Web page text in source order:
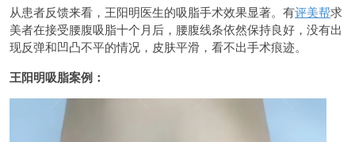
从患者反馈来看，王阳明医生的吸脂手术效果显著。有评美帮求
美者在接受腰腹吸脂十个月后，腰腹线条依然保持良好，没有出
现反弹和凹凸不平的情况，皮肤平滑，看不出手术痕迹。
王阳明吸脂案例：